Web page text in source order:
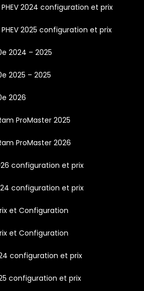
2024 configuration et prix
2025 configuration et prix
2024 – 2025
2025 – 2025
2026
ProMaster 2025
ProMaster 2026
configuration et prix
configuration et prix
et Configuration
et Configuration
configuration et prix
configuration et prix